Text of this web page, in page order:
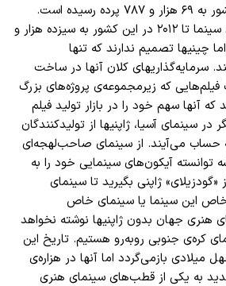
های سینمایی این کشور به ۶۹ هزار و ۷۸۷ پرده رسیده است.
های سینما تا ۲۰۱۲ در این کشور به سیزده هزار و
چینیها تصمیم ندارند که تنها
سرمایهگذاریهای کلان آنها در ساخت
هایی که زیرمجموعهی پروژههای بزرگ
آنها سهم خود را در بازار تولید فیلم
سینمای آسیا، ژاپنیها از تولیدکنندگان
حساب میآیند. از سینمای صاحبلهجهای
آیکونهای سینمایی خود را به
ژاپنی بگیرید تا سینمای
این سینما یا سینمای خاص
هنری جهان بدون ژاپنیها نوشته نخواهد
کرهی جنوبی روبهرو هستیم. تاریخ این
میلادی بازمیگردد اما آنها در هزارهی
به یکی از قطبهای سینمای هنری